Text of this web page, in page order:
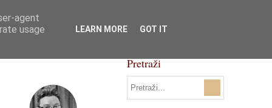
Svi natječaji
Pojmovnik
Pretraži
agent
usage
LEARN MORE GOT IT